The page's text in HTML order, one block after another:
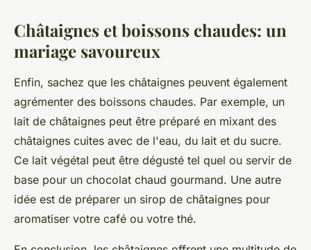
Châtaignes et boissons chaudes: un
mariage savoureux
Enfin, sachez que les châtaignes peuvent également
agrémenter des boissons chaudes. Par exemple, un
lait de châtaignes peut être préparé en mixant des
châtaignes cuites avec de l'eau, du lait et du sucre.
Ce lait végétal peut être dégusté tel quel ou servir de
base pour un chocolat chaud gourmand. Une autre
idée est de préparer un sirop de châtaignes pour
aromatiser votre café ou votre thé.